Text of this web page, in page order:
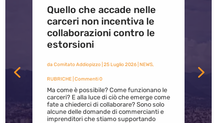
Quello che accade nelle
carceri non incentiva le
collaborazioni contro le
estorsioni
da Comitato Addiopizzo| 25 Luglio 2026| NEWS,
RUBRICHE| Commenti 0
Ma come è possibile? Come funzionano le
carceri? E alla luce di ciò che emerge come
fate a chiederci di collaborare? Sono solo
alcune delle domande di commercianti e
imprenditori che stiamo supportando